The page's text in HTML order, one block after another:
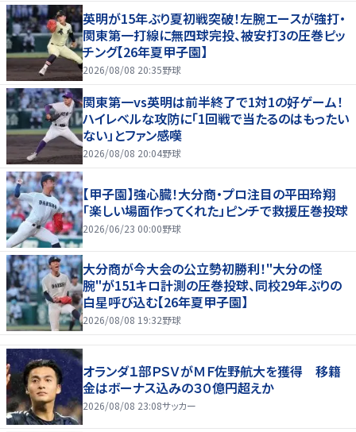
英明が15年ぶり夏初戦突破！左腕エースが強打・
関東第一打線に無四球完投、被安打3の圧巻ピッ
チング【26年夏甲子園】
2026/08/08 20:35野球
関東第一vs英明は前半終了で1対1の好ゲーム！
ハイレベルな攻防に「1回戦で当たるのはもったい
ない」とファン感嘆
2026/08/08 20:04野球
【甲子園】強心臓！大分商・プロ注目の平田玲翔
「楽しい場面作ってくれた」ピンチで救援圧巻投球
2026/06/23 00:00野球
大分商が今大会の公立勢初勝利！"大分の怪
腕"が151キロ計測の圧巻投球、同校29年ぶりの
白星呼び込む【26年夏甲子園】
2026/08/08 19:32野球
オランダ１部ＰＳＶがＭＦ佐野航大を獲得 移籍
金はボーナス込みの３０億円超えか
2026/08/08 23:08サッカー